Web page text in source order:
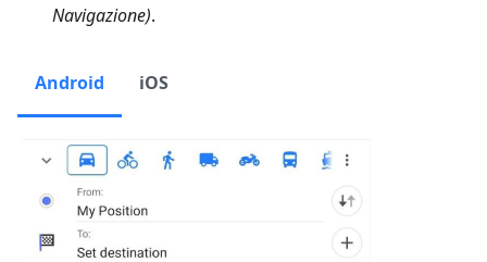
Navigazione).
Android iOS